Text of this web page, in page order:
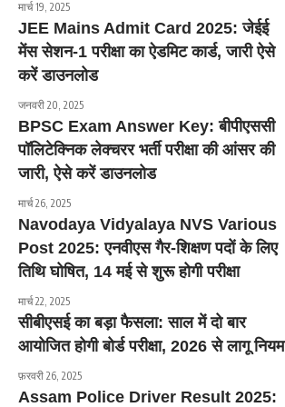
मार्च 19, 2025
JEE Mains Admit Card 2025: जेईई
मेंस सेशन-1 परीक्षा का ऐडमिट कार्ड, जारी ऐसे
करें डाउनलोड
जनवरी 20, 2025
BPSC Exam Answer Key: बीपीएससी
पॉलिटेक्निक लेक्चरर भर्ती परीक्षा की आंसर की
जारी, ऐसे करें डाउनलोड
मार्च 26, 2025
Navodaya Vidyalaya NVS Various
Post 2025: एनवीएस गैर-शिक्षण पदों के लिए
तिथि घोषित, 14 मई से शुरू होगी परीक्षा
मार्च 22, 2025
सीबीएसई का बड़ा फैसला: साल में दो बार
आयोजित होगी बोर्ड परीक्षा, 2026 से लागू नियम
फ़रवरी 26, 2025
Assam Police Driver Result 2025: